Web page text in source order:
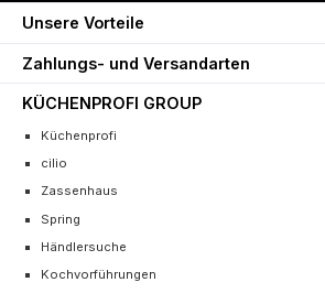
Unsere Vorteile
Zahlungs- und Versandarten
KÜCHENPROFI GROUP
Küchenprofi
cilio
Zassenhaus
Spring
Händlersuche
Kochvorführungen